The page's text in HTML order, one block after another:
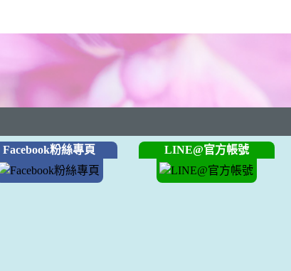
Facebook粉絲專頁 LINE@官方帳號